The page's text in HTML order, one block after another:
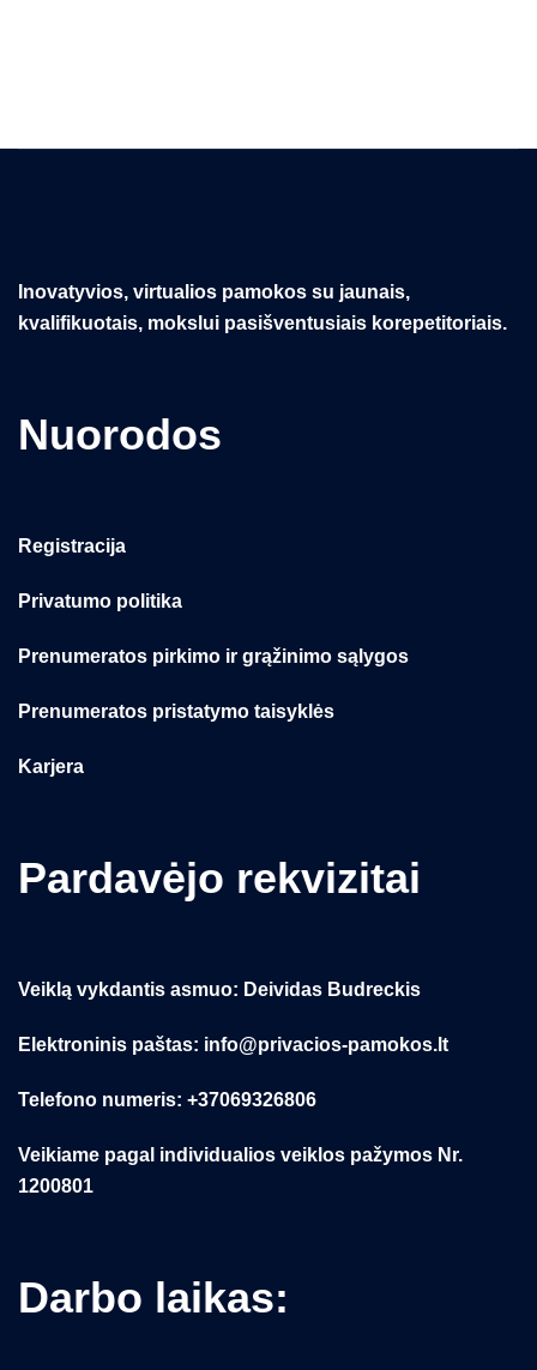
Inovatyvios, virtualios pamokos su jaunais,
kvalifikuotais, mokslui pasišventusiais korepetitoriais.
Nuorodos
Registracija
Privatumo politika
Prenumeratos pirkimo ir grąžinimo sąlygos
Prenumeratos pristatymo taisyklės
Karjera
Pardavėjo rekvizitai
Veiklą vykdantis asmuo: Deividas Budreckis
Elektroninis paštas: info@privacios-pamokos.lt
Telefono numeris: +37069326806
Veikiame pagal individualios veiklos pažymos Nr.
1200801
Darbo laikas: